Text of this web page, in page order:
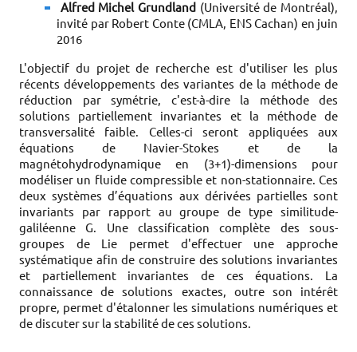
Alfred Michel Grundland (Université de Montréal),
invité par Robert Conte (CMLA, ENS Cachan) en juin
2016
L'objectif du projet de recherche est d'utiliser les plus
récents développements des variantes de la méthode de
réduction par symétrie, c'est-à-dire la méthode des
solutions partiellement invariantes et la méthode de
transversalité faible. Celles-ci seront appliquées aux
équations de Navier-Stokes et de la
magnétohydrodynamique en (3+1)-dimensions pour
modéliser un fluide compressible et non-stationnaire. Ces
deux systèmes d’équations aux dérivées partielles sont
invariants par rapport au groupe de type similitude-
galiléenne G. Une classification complète des sous-
groupes de Lie permet d'effectuer une approche
systématique afin de construire des solutions invariantes
et partiellement invariantes de ces équations. La
connaissance de solutions exactes, outre son intérêt
propre, permet d'étalonner les simulations numériques et
de discuter sur la stabilité de ces solutions.